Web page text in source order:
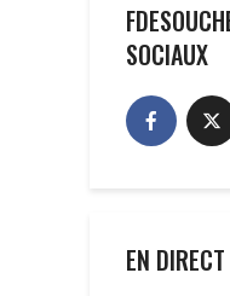
SOCIAUX
EN